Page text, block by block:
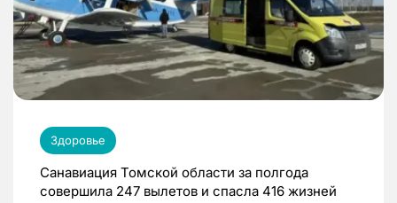
Здоровье
Санавиация Томской области за полгода
совершила 247 вылетов и спасла 416 жизней